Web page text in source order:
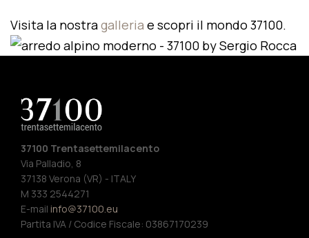
Visita la nostragalleria e scopri il mondo 37100.
37100 Trentasettemilacento
Via Palladio, 8
37138 Verona (VR) - ITALY
M 333 2544271
E-mail info@37100.eu
Partita IVA / Codice Fiscale: 03867170239